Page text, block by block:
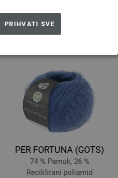
PRIHVATI SVE
3,83 $RRP:
bez PDV-a, dodatno
, Osnovna cijena:
PER FORTUNA (GOTS)
74 % Pamuk, 26 %
Reciklirani poliamid